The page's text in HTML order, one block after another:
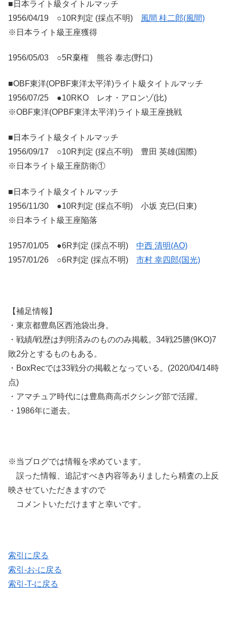
■日本ライト級タイトルマッチ
1956/04/19 ○10R判定 (採点不明)
風間 桂二郎(風間)
※日本ライト級王座獲得
1956/05/03 ○5R棄権 熊谷 泰志(野口)
■OBF東洋(OPBF東洋太平洋)ライト級タイトルマッチ
1956/07/25 ●10RKO レオ・アロンゾ(比)
※OBF東洋(OPBF東洋太平洋)ライト級王座挑戦
■日本ライト級タイトルマッチ
1956/09/17 ○10R判定 (採点不明) 豊田 英雄(国際)
※日本ライト級王座防衛①
■日本ライト級タイトルマッチ
1956/11/30 ●10R判定 (採点不明) 小坂 克巳(日東)
※日本ライト級王座陥落
1957/01/05 ●6R判定 (採点不明) 中西 清明(AO)
1957/01/26 ○6R判定 (採点不明) 市村 幸四郎(国光)
【補足情報】
・東京都豊島区西池袋出身。
・戦績/戦歴は判明済みのもののみ掲載。34戦25勝(9KO)7
敗2分とするものもある。
・BoxRecでは33戦分の掲載となっている。(2020/04/14時
点)
・アマチュア時代には豊島商高ボクシング部で活躍。
・1986年に逝去。
※当ブログでは情報を求めています。
誤った情報、追記すべき内容等ありましたら精査の上反
映させていただきますので
コメントいただけますと幸いです。
索引に戻る
索引-お-に戻る
索引-T-に戻る